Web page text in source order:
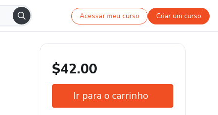
Acessar meu curso Criar um curso
$42.00
Ir para o carrinho